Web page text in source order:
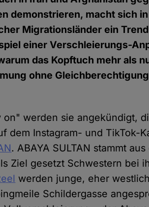
demonstrieren, macht sich
Migrationsländer ein
einer Verschleierungs-
das Kopftuch mehr als
ohne
on" werden sie angekündigt,
dem Instagram- und TikTok-
. ABAYA SULTAN stammt
Ziel gesetzt Schwestern bei
werden junge, eher
Schildergasse